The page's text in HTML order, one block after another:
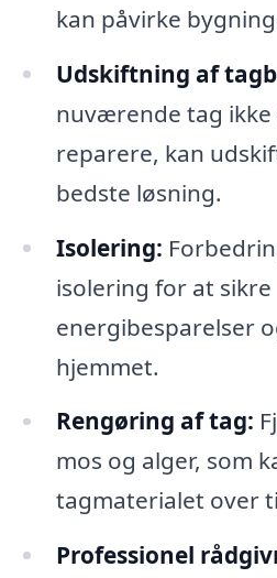
kan påvirke
Udskiftning af
nuværende tag
reparere, kan
bedste løsning.
Isolering:
isolering for at sikre
energibesparelser
hjemmet.
Rengøring af tag:
mos og alger, som
tagmaterialet over
Professionel